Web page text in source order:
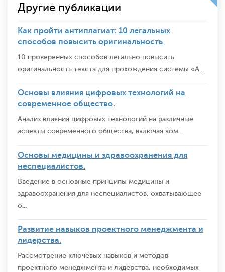
Другие публикации
Как пройти антиплагиат: 10 легальных
способов повысить оригинальность
10 проверенных способов легально повысить
оригинальность текста для прохождения системы «А...
Основы влияния цифровых технологий на
современное общество.
Анализ влияния цифровых технологий на различные
аспекты современного общества, включая ком...
Основы медицины и здравоохранения для
неспециалистов.
Введение в основные принципы медицины и
здравоохранения для неспециалистов, охватывающее
о...
Развитие навыков проектного менеджмента и
лидерства.
Рассмотрение ключевых навыков и методов
проектного менеджмента и лидерства, необходимых